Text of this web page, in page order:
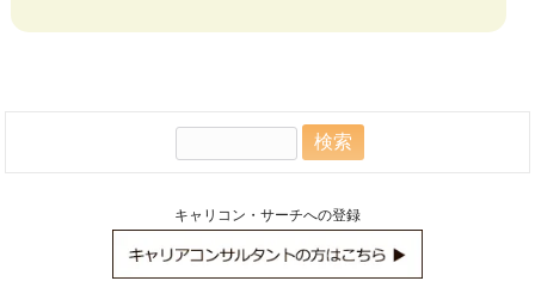
キャリコン・サーチへの登録